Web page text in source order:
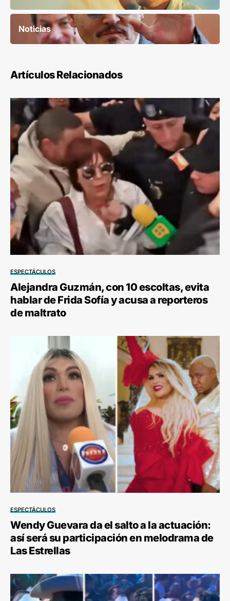
Noticias
Artículos Relacionados
ESPECTÁCULOS
Alejandra Guzmán, con 10 escoltas, evita
hablar de Frida Sofía y acusa a reporteros
de maltrato
ESPECTÁCULOS
Wendy Guevara da el salto a la actuación:
así será su participación en melodrama de
Las Estrellas